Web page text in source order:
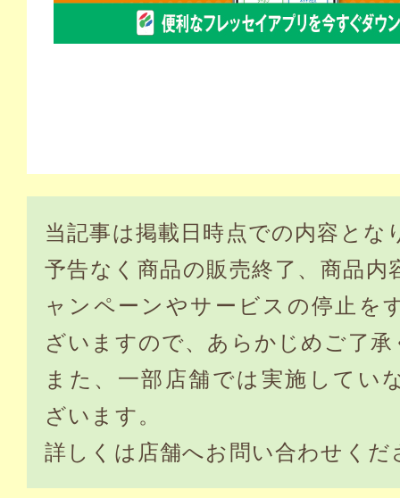
当記事は掲載日時点での内容とな
予告なく商品の販売終了、商品内
ャンペーンやサービスの停止を
ざいますので、あらかじめご了
また、一部店舗では実施してい
ざいます。
詳しくは店舗へお問い合わせくだ